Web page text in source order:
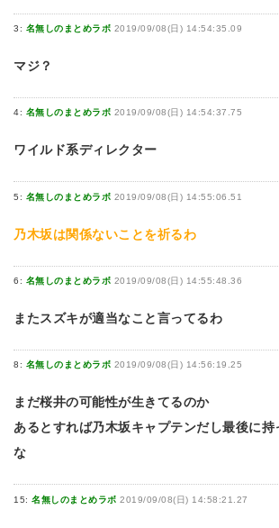
3: 名無しのまとめラボ 2019/09/08(日) 14:54:35.09
マジ？
4: 名無しのまとめラボ 2019/09/08(日) 14:54:37.75
ワイルド系ディレクター
5: 名無しのまとめラボ 2019/09/08(日) 14:55:06.51
乃木坂は関係ないことを祈るわ
6: 名無しのまとめラボ 2019/09/08(日) 14:55:48.36
またスズキが適当なこと言ってるわ
8: 名無しのまとめラボ 2019/09/08(日) 14:56:19.25
まだ桜井の可能性が生きてるのか
あるとすれば乃木坂キャプテンだし最後に持
な
15: 名無しのまとめラボ 2019/09/08(日) 14:58:21.27